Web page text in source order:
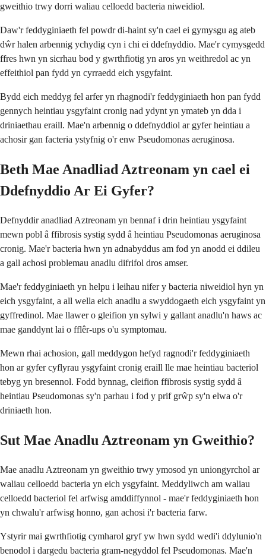
gweithio trwy dorri waliau celloedd bacteria niweidiol.
Daw'r feddyginiaeth fel powdr di-haint sy'n cael ei gymysgu ag ateb
dŵr halen arbennig ychydig cyn i chi ei ddefnyddio. Mae'r cymysgedd
ffres hwn yn sicrhau bod y gwrthfiotig yn aros yn weithredol ac yn
effeithiol pan fydd yn cyrraedd eich ysgyfaint.
Bydd eich meddyg fel arfer yn rhagnodi'r feddyginiaeth hon pan fydd
gennych heintiau ysgyfaint cronig nad ydynt yn ymateb yn dda i
driniaethau eraill. Mae'n arbennig o ddefnyddiol ar gyfer heintiau a
achosir gan facteria ystyfnig o'r enw Pseudomonas aeruginosa.
Beth Mae Anadliad Aztreonam yn cael ei
Ddefnyddio Ar Ei Gyfer?
Defnyddir anadliad Aztreonam yn bennaf i drin heintiau ysgyfaint
mewn pobl â ffibrosis systig sydd â heintiau Pseudomonas aeruginosa
cronig. Mae'r bacteria hwn yn adnabyddus am fod yn anodd ei ddileu
a gall achosi problemau anadlu difrifol dros amser.
Mae'r feddyginiaeth yn helpu i leihau nifer y bacteria niweidiol hyn yn
eich ysgyfaint, a all wella eich anadlu a swyddogaeth eich ysgyfaint yn
gyffredinol. Mae llawer o gleifion yn sylwi y gallant anadlu'n haws ac
mae ganddynt lai o fflêr-ups o'u symptomau.
Mewn rhai achosion, gall meddygon hefyd ragnodi'r feddyginiaeth
hon ar gyfer cyflyrau ysgyfaint cronig eraill lle mae heintiau bacteriol
tebyg yn bresennol. Fodd bynnag, cleifion ffibrosis systig sydd â
heintiau Pseudomonas sy'n parhau i fod y prif grŵp sy'n elwa o'r
driniaeth hon.
Sut Mae Anadlu Aztreonam yn Gweithio?
Mae anadlu Aztreonam yn gweithio trwy ymosod yn uniongyrchol ar
waliau celloedd bacteria yn eich ysgyfaint. Meddyliwch am waliau
celloedd bacteriol fel arfwisg amddiffynnol - mae'r feddyginiaeth hon
yn chwalu'r arfwisg honno, gan achosi i'r bacteria farw.
Ystyrir mai gwrthfiotig cymharol gryf yw hwn sydd wedi'i ddylunio'n
benodol i dargedu bacteria gram-negyddol fel Pseudomonas. Mae'n